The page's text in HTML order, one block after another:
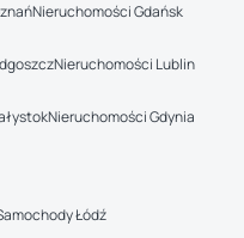
Nieruchomości Gdańsk
Nieruchomości Lublin
Nieruchomości Gdynia
Łódź